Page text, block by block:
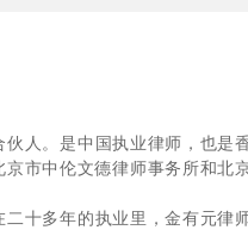
人。是中国执业律师，也是
市中伦文德律师事务所和北
十多年的执业里，金有元律